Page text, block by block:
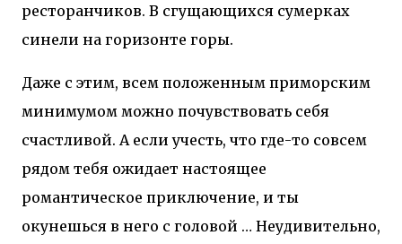
ресторанчиков. В сгущающихся сумерках
синели на горизонте горы.
Даже с этим, всем положенным приморским
минимумом можно почувствовать себя
счастливой. А если учесть, что где-то совсем
рядом тебя ожидает настоящее
романтическое приключение, и ты
окунешься в него с головой … Неудивительно,